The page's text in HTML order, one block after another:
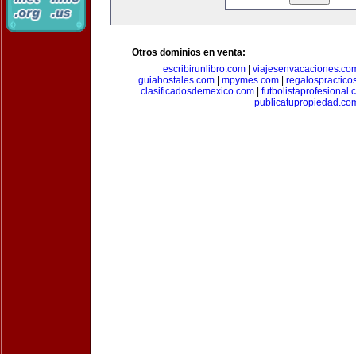
Otros dominios en venta:
escribirunlibro.com
guiahostales.com| mpymes.com|
clasificadosdemexico.com|